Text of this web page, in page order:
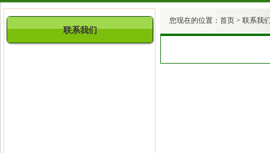
联系我们
您现在的位置： 首页 > 联系我